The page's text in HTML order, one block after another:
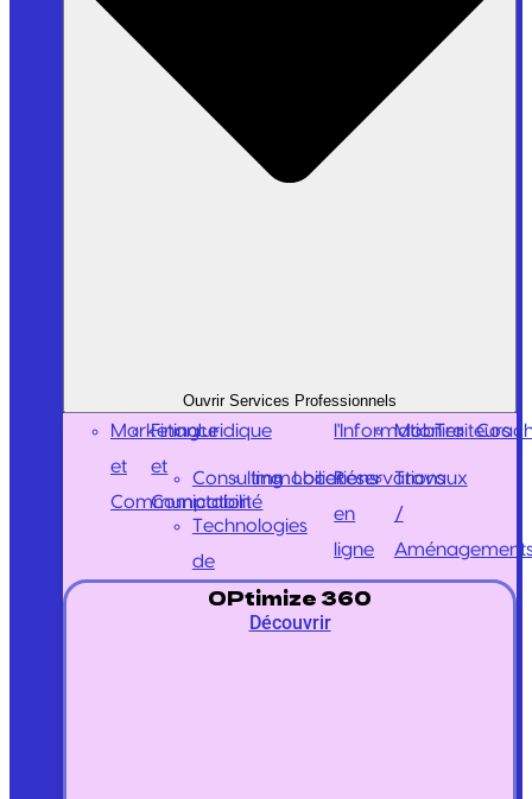
Ouvrir Services Professionnels
Marketing
et
Communication
Finance
et
Comptabilité
Juridique
Consulting
Technologies
de
l'Information
Immobilier
LocationsRéservations
en
ligne
MobilierTraiteurs
Travaux
/
OPtimize 360
Découvrir